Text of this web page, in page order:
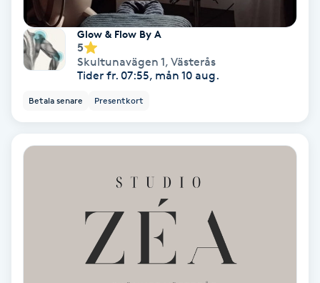
Nagelförlängning
Nagelförlängning akryl
Nagelförlängning gelé
Nagelförlängning glasfiber
Nagelförlängning silke
Nagelförstärkning
Nagelklippning
Glow & Flow By A
5
Skultunavägen 1, Västerås
Tider fr. 07:55, mån 10 aug.
Betala senare Presentkort